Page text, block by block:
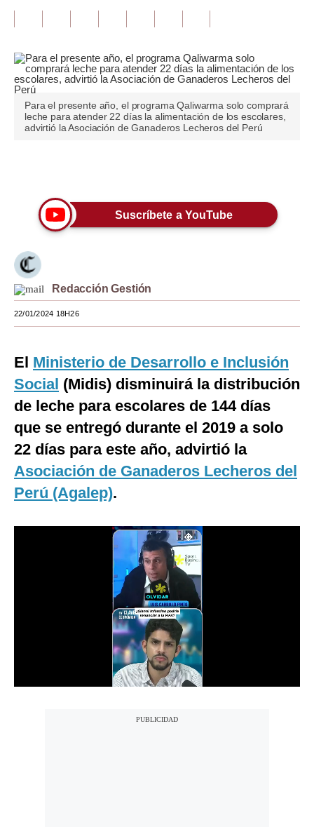
Pregunta de hoy
Blogs
Tendencias
Moda
Mundo
EEUU
España
Internacional
Club del Suscriptor
Mix
G de Gestión
Notas Contratadas
Para el presente año, el programa Qaliwarma solo comprará
leche para atender 22 días la alimentación de los escolares,
advirtió la Asociación de Ganaderos Lecheros del Perú
Suscríbete a YouTube
Redacción Gestión
22/01/2024 18H26
El Ministerio de Desarrollo e Inclusión
Social (Midis) disminuirá la distribución
de leche para escolares de 144 días
que se entregó durante el 2019 a solo
22 días para este año, advirtió la
Asociación de Ganaderos Lecheros del
Perú (Agalep).